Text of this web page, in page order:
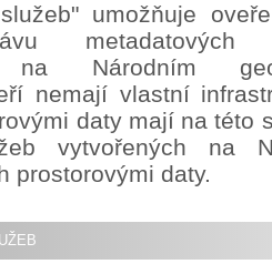
umožňuje
metadatových
na Národním
nemají vlastní
daty mají na této
vytvořených na
prostorovými daty.